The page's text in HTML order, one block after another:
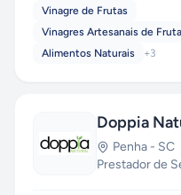
Vinagre de Frutas
Vinagres Artesanais de
Alimentos Naturais
+3
Doppia
Penha - SC
Prestador de